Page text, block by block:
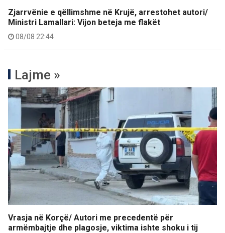
Zjarrvënie e qëllimshme në Krujë, arrestohet autori/
Ministri Lamallari: Vijon beteja me flakët
08/08 22:44
Lajme »
Vrasja në Korçë/ Autori me precedentë për
armëmbajtje dhe plagosje, viktima ishte shoku i tij